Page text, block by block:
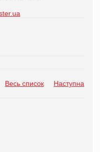
Весь список Наступна